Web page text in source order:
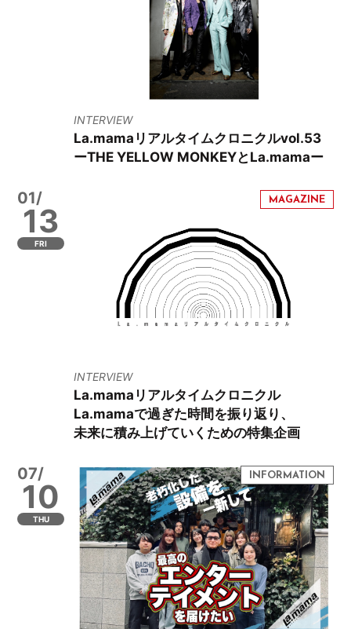
INTERVIEW
La.mamaリアルタイムクロニクルvol.53
ーTHE YELLOW MONKEYとLa.mamaー
01/
13
FRI
INTERVIEW
La.mamaリアルタイムクロニクル
La.mamaで過ぎた時間を振り返り、
未来に積み上げていくための特集企画
07/
10
THU